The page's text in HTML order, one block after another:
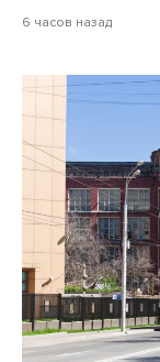
6 часов назад